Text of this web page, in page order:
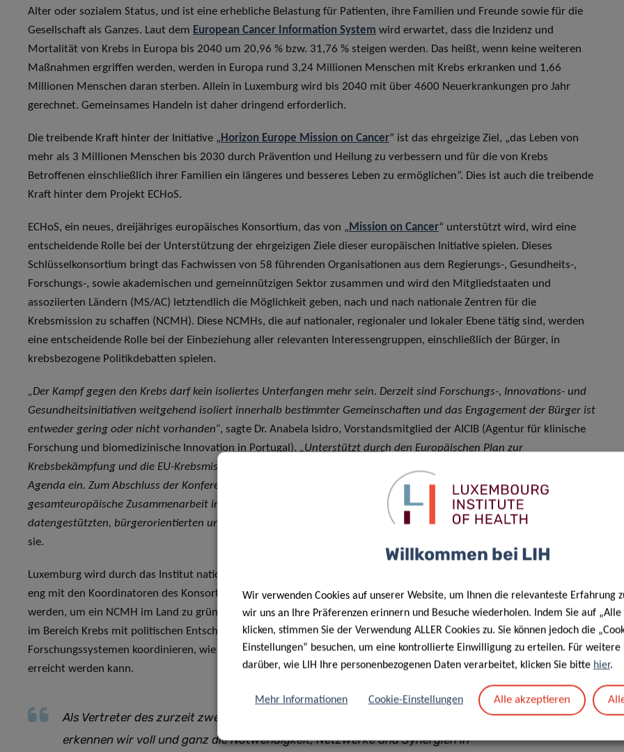
Alter oder sozialem Status, und ist eine erhebliche Belastung für Patienten, ihre Familien und Freunde sowie für die
Gesellschaft als Ganzes. Laut dem European Cancer Information System wird erwartet, dass die Inzidenz und
Mortalität von Krebs in Europa bis 2040 um 20,96 % bzw. 31,76 % steigen werden. Das heißt, wenn keine weiteren
Maßnahmen ergriffen werden, werden in Europa rund 3,24 Millionen Menschen mit Krebs erkranken und 1,66
Millionen Menschen daran sterben. Allein in Luxemburg wird bis 2040 mit über 4600 Neuerkrankungen pro Jahr
gerechnet. Gemeinsames Handeln ist daher dringend erforderlich.
Die treibende Kraft hinter der Initiative „ Horizon Europe Mission on Cancer“ ist das ehrgeizige Ziel, „das Leben von
mehr als 3 Millionen Menschen bis 2030 durch Prävention und Heilung zu verbessern und für die von Krebs
Betroffenen einschließlich ihrer Familien ein längeres und besseres Leben zu ermöglichen“. Dies ist auch die treibende
Kraft hinter dem Projekt ECHoS.
ECHoS, ein neues, dreijähriges europäisches Konsortium, das von „ Mission on Cancer“ unterstützt wird, wird eine
entscheidende Rolle bei der Unterstützung der ehrgeizigen Ziele dieser europäischen Initiative spielen. Dieses
Schlüsselkonsortium bringt das Fachwissen von 58 führenden Organisationen aus dem Regierungs-, Gesundheits-,
Forschungs-, sowie akademischen und gemeinnützigen Sektor zusammen und wird den Mitgliedstaaten und
assoziierten Ländern (MS/AC) letztendlich die Möglichkeit geben, nach und nach nationale Zentren für die
Krebsmission zu schaffen (NCMH). Diese NCMHs, die auf nationaler, regionaler und lokaler Ebene tätig sind, werden
eine entscheidende Rolle bei der Einbeziehung aller relevanten Interessengruppen, einschließlich der Bürger, in
krebsbezogene Politikdebatten spielen.
„Der Kampf gegen den Krebs darf kein isoliertes Unterfangen mehr sein. Derzeit sind Forschungs-, Innovations- und
Gesundheitsinitiativen weitgehend isoliert innerhalb bestimmter Gemeinschaften und das Engagement der Bürger ist
entweder gering oder nicht vorhanden“, sagte Dr. Anabela Isidro, Vorstandsmitglied der AICIB (Agentur für klinische
Forschung und biomedizinische Innovation in Portugal). „Unterstützt durch den Europäischen Plan zur
Krebsbekämpfung und die EU-Krebsmission nimmt Krebs einen zentralen Platz auf der europäischen politischen
Agenda ein. Zum Abschluss der Konferenz zur Zukunft Europas setzten sich die politischen Führer für eine
gesamteuropäische Zusammenarbeit in Richtung eines Ansatzes von Gesundheit-in-allen-Politikbereichen und einer
datengestützten, bürgerorientierten und forschungsorientierten Agenda ein. Die Zeit zum Handeln ist jetzt“
sie.
Luxemburg wird durch das Institut national du cancer (INC) und das Luxembourg Institute of Health (LIH) vertreten, die
eng mit den Koordinatoren des Konsortiums (AICIB) und führenden Experten in ganz Europa zusammenarbeiten
werden, um ein NCMH im Land zu gründen. Diese gemeinsame Anstrengung wird F&I- und Gesundheitsmaßnahmen
im Bereich Krebs mit politischen Entscheidungs­prozessen in Richtung menschenzentrierten Gesundheits- und
Forschungssystemen koordinieren, wie es bisher durch individuelle Anstrengungen und fragmentierte Initiativen nicht
erreicht werden kann.
Als Vertreter des zurzeit zweitkleinsten Mitgliedsstaats der Europäischen Union
erkennen wir voll und ganz die Notwendigkeit, Netzwerke und Synergien in
Willkommen bei LIH
Wir verwenden Cookies auf unserer Website, um Ihnen die relevanteste Erfahrung
wir uns an Ihre Präferenzen erinnern und Besuche wiederholen. Indem Sie auf „Alle
klicken, stimmen Sie der Verwendung ALLER Cookies zu. Sie können jedoch die
Einstellungen“ besuchen, um eine kontrollierte Einwilligung zu erteilen. Für
darüber, wie LIH Ihre personenbezogenen Daten verarbeitet, klicken Sie bitte hier.
Mehr Informationen Cookie-Einstellungen Alle akzeptieren